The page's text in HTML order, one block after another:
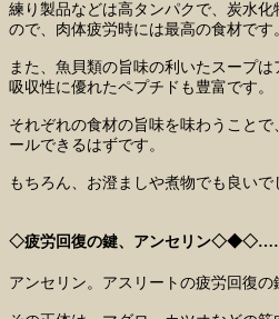
練り製品などは高タンパクで、炭水
ので、肉体疲労時には最高の食材です
また、魚貝類の旨味の利いたスープ
吸収性に優れたペプチドも豊富です。
それぞれの食材の旨味を味わうこと
ールできるはずです。
もちろん、お澄ましや煮物でも良いで
◇疲労回復の鍵、アンセリン
アンセリン。アスリートの疲労回復の